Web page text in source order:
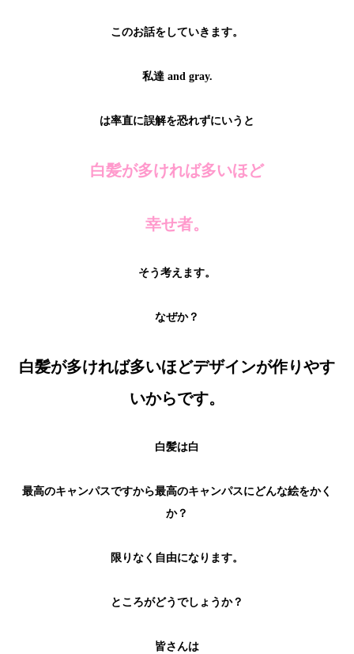
このお話をしていきます。
私達 and gray.
は率直に誤解を恐れずにいうと
白髪が多ければ多いほど
幸せ者。
そう考えます。
なぜか？
白髪が多ければ多いほどデザインが作りやす
いからです。
白髪は白
最高のキャンパスですから最高のキャンパスにどんな絵をかく
か？
限りなく自由になります。
ところがどうでしょうか？
皆さんは